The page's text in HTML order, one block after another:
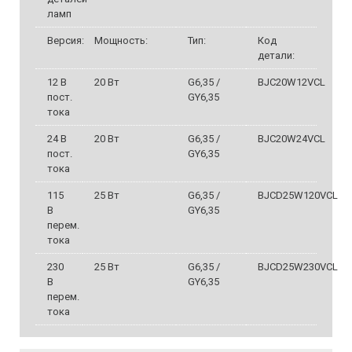
ламп
Версия: Мощность: Тип:
Код
детали:
12 В
пост.
тока
20 Вт
G6,35 /
GY6,35
BJC20W12VCL
24 В
пост.
тока
20 Вт
G6,35 /
GY6,35
BJC20W24VCL
115
В
перем.
тока
25 Вт
G6,35 /
GY6,35
BJCD25W120VCL
230
В
перем.
тока
25 Вт
G6,35 /
GY6,35
BJCD25W230VCL